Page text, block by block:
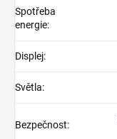
Spotřeba
energie:
Displej:
Světla:
Bezpečnost: